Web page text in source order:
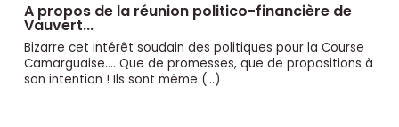
A propos de la réunion politico-financière de
Vauvert...
Bizarre cet intérêt soudain des politiques pour la Course
Camarguaise.... Que de promesses, que de propositions à
son intention ! Ils sont même (…)